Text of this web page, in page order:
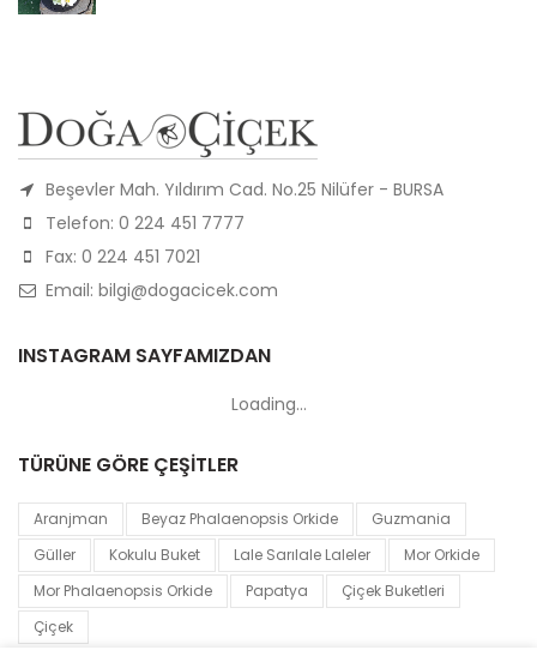
Beşevler Mah. Yıldırım Cad. No.25 Nilüfer - BURSA
Telefon: 0 224 451 7777
Fax: 0 224 451 7021
Email: bilgi@dogacicek.com
INSTAGRAM SAYFAMIZDAN
Loading...
TÜRÜNE GÖRE ÇEŞİTLER
Aranjman Beyaz Phalaenopsis Orkide
Guzmania
Güller
Kokulu Buket Lale Sarılale Laleler
Mor Orkide
Mor Phalaenopsis Orkide
Papatya
Çiçek Buketleri
Çiçek